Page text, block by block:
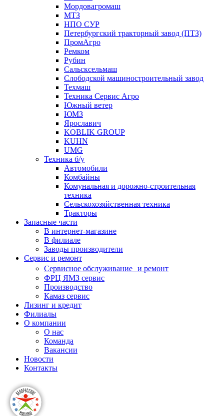
Мордовагромаш
МТЗ
НПО СУР
Петербургский тракторный завод (ПТЗ)
ПромАгро
Ремком
Рубин
Сальскcельмаш
Слободской машиностроительный завод
Техмаш
Техника Сервис Агро
Южный ветер
ЮМЗ
Ярославич
KOBLIK GROUP
KUHN
UMG
Техника б/у
Автомобили
Комбайны
Комунальная и дорожно-строительная
техника
Сельскохозяйственная техника
Тракторы
Запасные части
В интернет-магазине
В филиале
Заводы производители
Сервис и ремонт
Сервисное обслуживание и ремонт
ФРЦ ЯМЗ сервис
Производство
Камаз сервис
Лизинг и кредит
Филиалы
О компании
О нас
Команда
Вакансии
Новости
Контакты